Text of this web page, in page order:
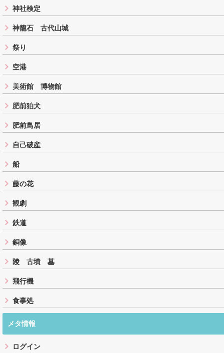
神社検定
神籠石 古代山城
祭り
空港
美術館 博物館
肥前狛犬
肥前鳥居
自己破産
船
藤の花
観劇
鉄道
銅像
陵 古墳 墓
飛行機
食事処
メタ情報
ログイン